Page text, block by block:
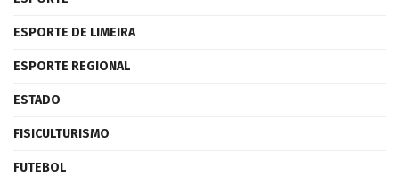
ESPORTE DE LIMEIRA
ESPORTE REGIONAL
ESTADO
FISICULTURISMO
FUTEBOL